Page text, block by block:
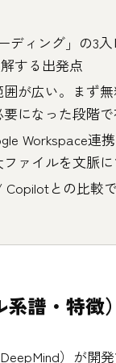
ディング」の3
する出発点
が広い。まず
になった段階
Workspace連
ァイルを文脈
との比較
譜・特徴）
）が開